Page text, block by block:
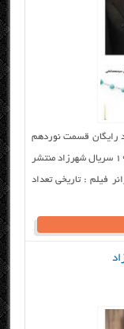
رایگان قسمت نوردهم
سریال شهرزاد با کیفیت عالی دانلود رایگان قسمت ۱۹ سریال شهرزاد منتشر
فیلم : تاریخی تعداد